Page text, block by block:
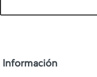
Información